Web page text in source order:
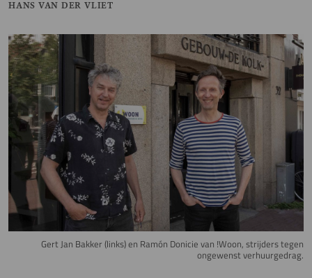
HANS VAN DER VLIET
Image
Gert Jan Bakker (links) en Ramón Donicie van !Woon, strijders tegen
ongewenst verhuurgedrag.